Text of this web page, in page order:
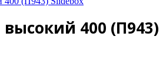
400 (П943)